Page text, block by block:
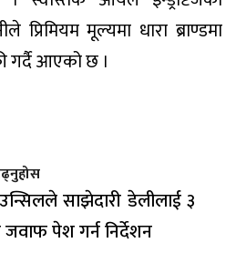
मूल्यमा धारा ब्राण्डमा
गर्दै आएको छ ।
साझेदारी डेलीलाई ३
जवाफ पेश गर्न निर्देशन